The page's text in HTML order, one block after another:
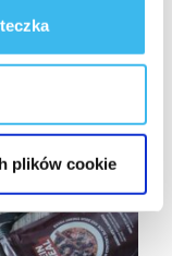
plików cookie
i formę